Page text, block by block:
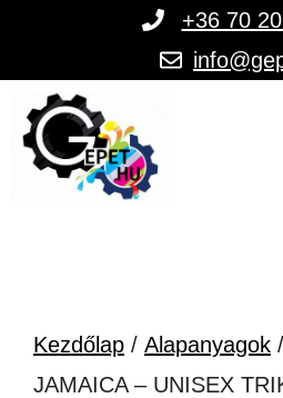
tartalomba
+36 70
Kezdőlap / Alapanyagok /
JAMAICA – UNISEX